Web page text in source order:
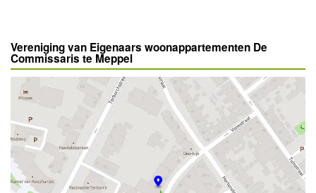
Vereniging van Eigenaars woonappartementen De
Commissaris te Meppel